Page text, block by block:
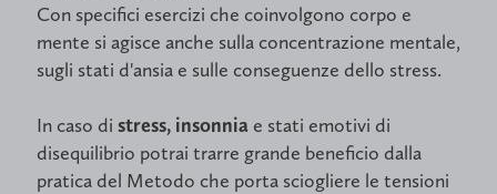
Con specifici esercizi che coinvolgono corpo e
mente si agisce anche sulla concentrazione mentale,
sugli stati d'ansia e sulle conseguenze dello stress.
In caso di stress, insonnia e stati emotivi di
disequilibrio potrai trarre grande beneficio dalla
pratica del Metodo che porta sciogliere le tensioni